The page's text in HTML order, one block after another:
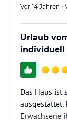
Hinweis:
ohne Gewähr
lies vor der
jeweiligen
Vor 14 Jahren
Urlaub
individuell
Das Haus ist
Erwachsene